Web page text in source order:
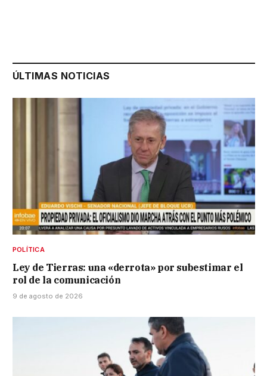
ÚLTIMAS NOTICIAS
POLÍTICA
Ley de Tierras: una «derrota» por subestimar el
rol de la comunicación
9 de agosto de 2026